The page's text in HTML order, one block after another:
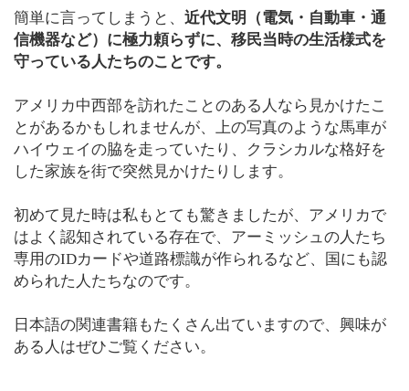
簡単に言ってしまうと、 近代文明（電気・自動車・通
信機器など）に極力頼らずに、移民当時の生活様式を
守っている人たちのことです。
アメリカ中西部を訪れたことのある人なら見かけたこ
とがあるかもしれませんが、上の写真のような馬車が
ハイウェイの脇を走っていたり、クラシカルな格好を
した家族を街で突然見かけたりします。
初めて見た時は私もとても驚きましたが、アメリカで
はよく認知されている存在で、アーミッシュの人たち
専用のIDカードや道路標識が作られるなど、国にも認
められた人たちなのです。
日本語の関連書籍もたくさん出ていますので、興味が
ある人はぜひご覧ください。